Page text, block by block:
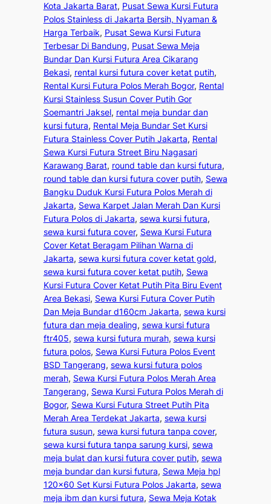
Kota Jakarta Barat, Pusat Sewa Kursi Futura
Polos Stainless di Jakarta Bersih, Nyaman &
Harga Terbaik, Pusat Sewa Kursi Futura
Terbesar Di Bandung, Pusat Sewa Meja
Bundar Dan Kursi Futura Area Cikarang
Bekasi, rental kursi futura cover ketat putih
Rental Kursi Futura Polos Merah Bogor, Rental
Kursi Stainless Susun Cover Putih Gor
Soemantri Jaksel, rental meja bundar dan
kursi futura, Rental Meja Bundar Set Kursi
Futura Stainless Cover Putih Jakarta, Rental
Sewa Kursi Futura Street Biru Nagasari
Karawang Barat, round table dan kursi futura
round table dan kursi futura cover putih, Sewa
Bangku Duduk Kursi Futura Polos Merah di
Jakarta, Sewa Karpet Jalan Merah Dan Kursi
Futura Polos di Jakarta, sewa kursi futura
sewa kursi futura cover, Sewa Kursi Futura
Cover Ketat Beragam Pilihan Warna di
Jakarta, sewa kursi futura cover ketat gold
sewa kursi futura cover ketat putih, Sewa
Kursi Futura Cover Ketat Putih Pita Biru Event
Area Bekasi, Sewa Kursi Futura Cover Putih
Dan Meja Bundar d160cm Jakarta, sewa kursi
futura dan meja dealing, sewa kursi futura
ftr405, sewa kursi futura murah, sewa kursi
futura polos, Sewa Kursi Futura Polos Event
BSD Tangerang, sewa kursi futura polos
merah, Sewa Kursi Futura Polos Merah Area
Tangerang, Sewa Kursi Futura Polos Merah di
Bogor, Sewa Kursi Futura Street Putih Pita
Merah Area Terdekat Jakarta, sewa kursi
futura susun, sewa kursi futura tanpa cover
sewa kursi futura tanpa sarung kursi, sewa
meja bulat dan kursi futura cover putih, sewa
meja bundar dan kursi futura, Sewa Meja hpl
120×60 Set Kursi Futura Polos Jakarta, sewa
meja ibm dan kursi futura, Sewa Meja Kotak